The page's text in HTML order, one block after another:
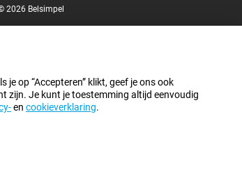
2026 Belsimpel
op “Accepteren” klikt, geef je ons ook
zijn. Je kunt je toestemming altijd eenvoudig
en cookieverklaring.